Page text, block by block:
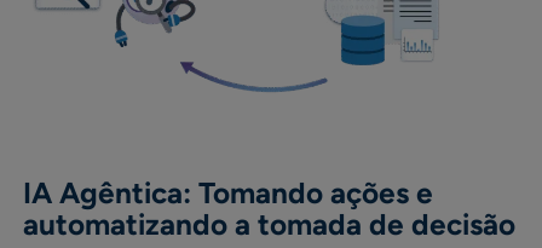
IA Agêntica: Tomando ações e
automatizando a tomada de decisão